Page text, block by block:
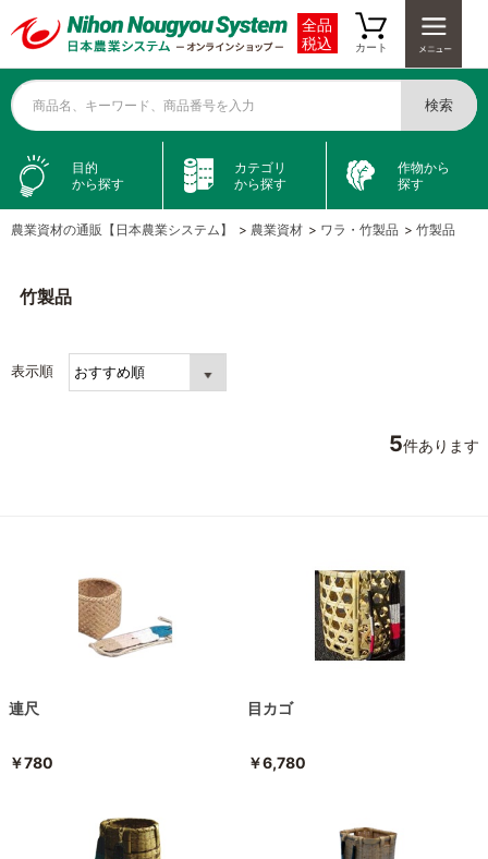
全品
税込
カート
商品名、キーワード、商品番号を入力 検索
目的
から探す
カテゴリ
から探す
作物から
探す
農業資材の通販【日本農業システム】 > 農業資材 > ワラ・竹製品 > 竹製品
竹製品
表示順
5件あります
連尺
￥780
目カゴ
￥6,780